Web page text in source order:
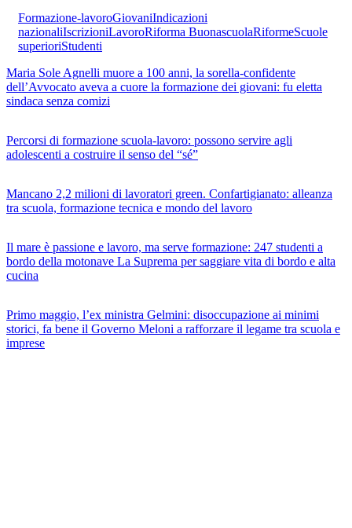
Formazione-lavoroGiovaniIndicazioni
nazionaliIscrizioniLavoroRiforma BuonascuolaRiformeScuole
superioriStudenti
Maria Sole Agnelli muore a 100 anni, la sorella-confidente
dell’Avvocato aveva a cuore la formazione dei giovani: fu eletta
sindaca senza comizi
Percorsi di formazione scuola-lavoro: possono servire agli
adolescenti a costruire il senso del “sé”
Mancano 2,2 milioni di lavoratori green. Confartigianato: alleanza
tra scuola, formazione tecnica e mondo del lavoro
Il mare è passione e lavoro, ma serve formazione: 247 studenti a
bordo della motonave La Suprema per saggiare vita di bordo e alta
cucina
Primo maggio, l’ex ministra Gelmini: disoccupazione ai minimi
storici, fa bene il Governo Meloni a rafforzare il legame tra scuola e
imprese